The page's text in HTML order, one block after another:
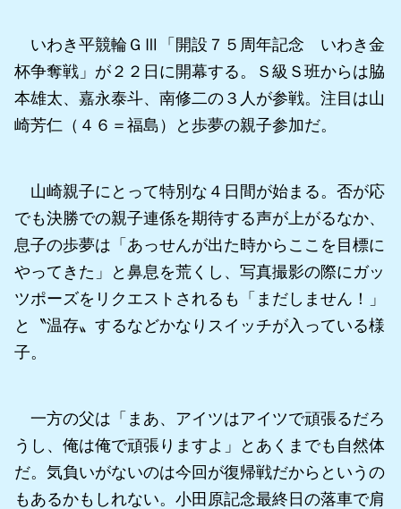
いわき平競輪ＧⅢ「開設７５周年記念 いわき金
杯争奪戦」が２２日に開幕する。Ｓ級Ｓ班からは脇
本雄太、嘉永泰斗、南修二の３人が参戦。注目は山
崎芳仁（４６＝福島）と歩夢の親子参加だ。
山崎親子にとって特別な４日間が始まる。否が応
でも決勝での親子連係を期待する声が上がるなか、
息子の歩夢は「あっせんが出た時からここを目標に
やってきた」と鼻息を荒くし、写真撮影の際にガッ
ツポーズをリクエストされるも「まだしません！」
と〝温存〟するなどかなりスイッチが入っている様
子。
一方の父は「まあ、アイツはアイツで頑張るだろ
うし、俺は俺で頑張りますよ」とあくまでも自然体
だ。気負いがないのは今回が復帰戦だからというの
もあるかもしれない。小田原記念最終日の落車で肩